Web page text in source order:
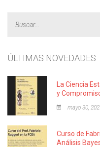
ÚLTIMAS NOVEDADES
La Ciencia
y
mayo 30,
Curso de
Análisis